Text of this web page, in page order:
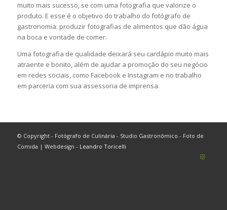
muito mais sucesso, se com uma fotografia que valorize o
produto. E esse é o objetivo do trabalho do fotógrafo de
gastronomia: produzir fotografias de alimentos que dão água
na boca e vontade de comer.
Uma fotografia de qualidade deixará seu cardápio muito mais
atraente e bonito, além de ajudar a promoção do seu negócio
em redes sociais, como Facebook e Instagram e no trabalho
em parceria com sua assessoria de imprensa.
© Copyright - Fotógrafo de Culinária - Studio Gastronômico - Foto de
Comida | Webdesign - Leandro Toricelli